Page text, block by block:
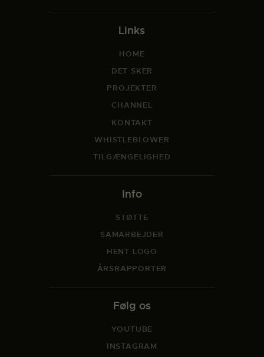
Links
HOME
DET SKER
PROJEKTER
CHANNEL
KONTAKT
WHISTLEBLOWER
TILGÆNGELIGHED
Info
STØTTE
SAMARBEJDER
HENT LOGO
ÅRSRAPPORTER
Følg os
YOUTUBE
INSTAGRAM